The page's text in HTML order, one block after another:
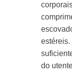
estéreis.
do